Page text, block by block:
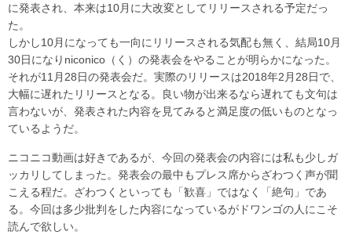
に発表され、本来は10月に大改変としてリリースされる予定だっ
た。
しかし10月になっても一向にリリースされる気配も無く、結局10月
30日になりniconico（く）の発表会をやることが明らかになった。
それが11月28日の発表会だ。実際のリリースは2018年2月28日で、
大幅に遅れたリリースとなる。良い物が出来るなら遅れても文句は
言わないが、発表された内容を見てみると満足度の低いものとなっ
ているようだ。
ニコニコ動画は好きであるが、今回の発表会の内容には私も少しガ
ッカリしてしまった。発表会の最中もプレス席からざわつく声が聞
こえる程だ。ざわつくといっても「歓喜」ではなく「絶句」であ
る。今回は多少批判をした内容になっているがドワンゴの人にこそ
読んで欲しい。